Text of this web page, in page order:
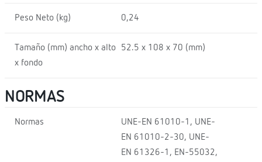
Peso Neto (kg) 0,24
Tamaño (mm) ancho x alto
x fondo
52.5 x 108 x 70 (mm)
NORMAS
Normas
UNE-EN 61010-1, UNE-
EN 61010-2-30, UNE-
EN 61326-1, EN-55032,